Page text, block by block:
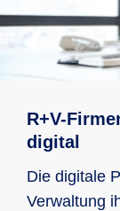
R+V-
digital
Die digitale
Verwaltung